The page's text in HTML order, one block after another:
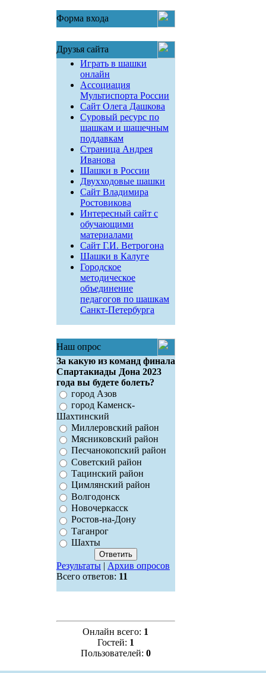
Форма входа
Друзья сайта
Играть в шашки
онлайн
Ассоциация
Мультиспорта России
Сайт Олега Дашкова
Суровый ресурс по
шашкам и шашечным
поддавкам
Страница Андрея
Иванова
Шашки в России
Двухходовые шашки
Сайт Владимира
Ростовикова
Интересный сайт с
обучающими
материалами
Сайт Г.И. Ветрогона
Шашки в Калуге
Городское
методическое
объединение
педагогов по шашкам
Санкт-Петербурга
Наш опрос
За какую из команд финала
Спартакиады Дона 2023
года вы будете болеть?
город Азов
город Каменск-
Шахтинский
Миллеровский район
Мясниковский район
Песчанокопский район
Советский район
Тацинский район
Цимлянский район
Волгодонск
Новочеркасск
Ростов-на-Дону
Таганрог
Шахты
Результаты| Архив опросов
Всего ответов: 11
Онлайн всего: 1
Гостей: 1
Пользователей: 0